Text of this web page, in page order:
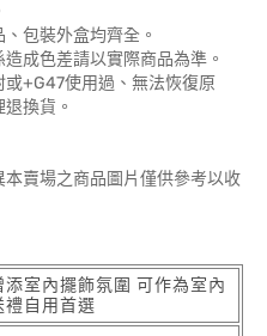
包裝外盒均齊全。
成色差請以實際商品為準。
+G47使用過、無法恢復原
換貨。
賣場之商品圖片僅供參考以收
添室內擺飾氛圍 可作為室內
禮自用首選